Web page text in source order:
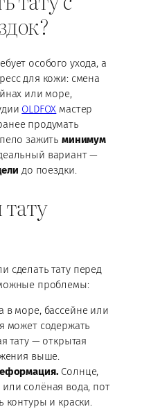
особого ухода, а
для кожи: смена
или море,
OLDFOX мастер
продумать
зажитьминимум
вариант —
до поездки.
сделать тату перед
проблемы:
в море, бассейне или
может содержать
тату — открытая
выше.
Солнце,
солёная вода, пот
контуры и краски.